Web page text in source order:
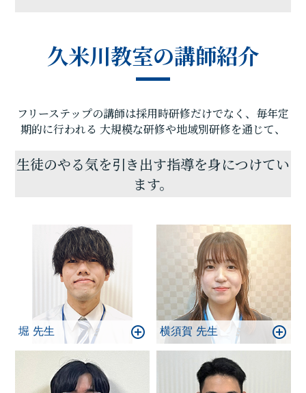
ルの組み方、自習の内容の相談などといった具体的
な質問についても承っております。
「勉強の仕方がわからない」、「成績を上げたいけ
のお困りのことや実現したい夢がある方がいらっ
しゃいましたら、ぜひフリーステップ久米川教室へ
ださい！
目標達成への一歩を踏み出しましょう！
久米川教室の講師紹介
フリーステップの講師は採用時研修だけでなく、毎年定
期的に行われる 大規模な研修や地域別研修を通じて、
生徒のやる気を引き出す指導を身につけてい
ます。
堀 先生 横須賀 先生